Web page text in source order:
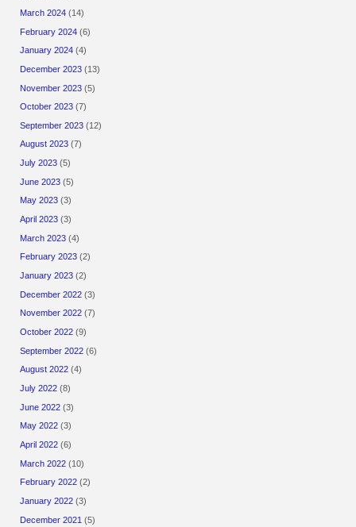
March 2024 (14)
February 2024 (6)
January 2024 (4)
December 2023 (13)
November 2023 (5)
October 2023 (7)
September 2023 (12)
August 2023 (7)
July 2023 (5)
June 2023 (5)
May 2023 (3)
April 2023 (3)
March 2023 (4)
February 2023 (2)
January 2023 (2)
December 2022 (3)
November 2022 (7)
October 2022 (9)
September 2022 (6)
August 2022 (4)
July 2022 (8)
June 2022 (3)
May 2022 (3)
April 2022 (6)
March 2022 (10)
February 2022 (2)
January 2022 (3)
December 2021 (5)